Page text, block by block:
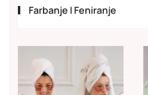
Farbanje I Feniranje